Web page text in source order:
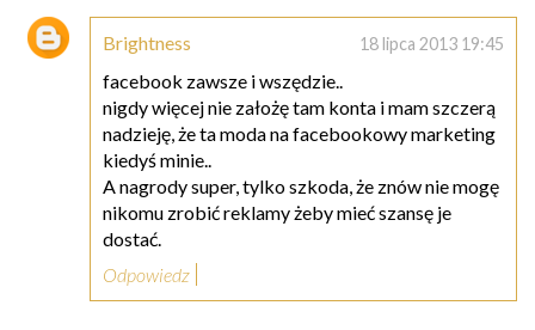
Brightness 18 lipca 2013 19:45
facebook zawsze i wszędzie..
nigdy więcej nie założę tam konta i mam szczerą
nadzieję, że ta moda na facebookowy marketing
kiedyś minie..
A nagrody super, tylko szkoda, że znów nie mogę
nikomu zrobić reklamy żeby mieć szansę je
dostać.
Odpowiedz